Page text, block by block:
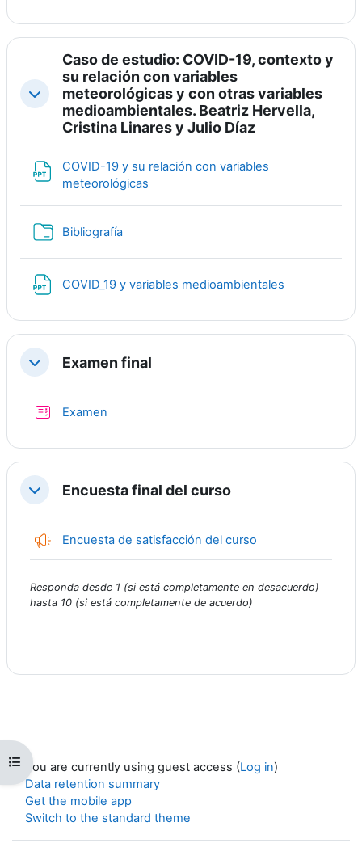
Open course index
Collapse
Caso de estudio: COVID-19, contexto y
su relación con variables
meteorológicas y con otras variables
medioambientales. Beatriz Hervella,
Cristina Linares y Julio Díaz
COVID-19 y su relación con variables
meteorológicas
BibliografíaFolder
COVID_19 y variables medioambientales
CollapseExamen final
Examen
CollapseEncuesta final del curso
Encuesta de satisfacción del curso
Responda desde 1 (si está completamente en desacuerdo)
hasta 10 (si está completamente de acuerdo)
You are currently using guest access (Log in)
Data retention summary
Get the mobile app
Switch to the standard theme